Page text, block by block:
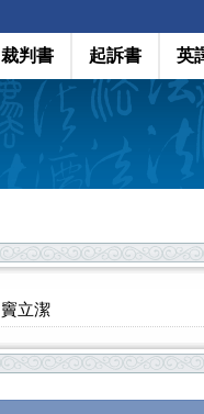
裁判書 起訴書 英
竇立潔